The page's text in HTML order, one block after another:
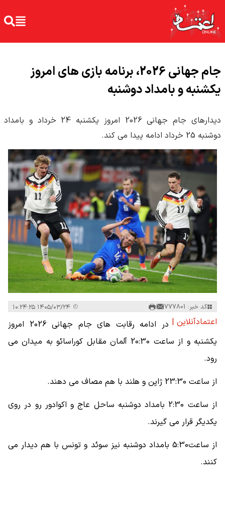
جام جهانی 2026، برنامه بازی های امروز
یکشنبه و بامداد دوشنبه
دیدارهای جام جهانی 2026 امروز یکشنبه 24 خرداد و بامداد
دوشنبه 25 خرداد ادامه پیدا می کند.
کد خبر: 777801
اعتمادآنلاین |
در ادامه رقابت های جام جهانی 2026 امروز
یکشنبه و از ساعت 20:30 آلمان مقابل کوراسائو به میدان می
رود.
از ساعت 23:30 ژاپن و هلند با هم مصاف می دهند.
از ساعت 2:30 بامداد دوشنبه ساحل عاج و اکوادور رو در روی
یکدیگر قرار می گیرند.
از ساعت5:30 بامداد دوشنبه نیز سوئد و تونس با هم دیدار می
کنند.